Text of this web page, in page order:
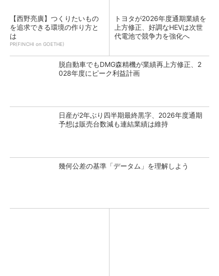
【西野亮廣】つくりたいもの
を追求できる環境の作り方と
は
PR(FINCHI on GOETHE)
トヨタが2026年度通期業績を
上方修正、好調なHEVは次世
代電池で競争力を強化へ
脱自動車でもDMG森精機が業績再上方修正、2
028年度にピーク利益計画
日産が2年ぶり四半期最終黒字、2026年度通期
予想は販売台数減も連結業績は維持
幾何公差の基準「データム」を理解しよう